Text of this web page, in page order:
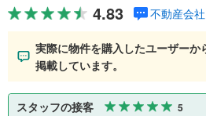
4.83 不動産会
実際に物件を購入したユーザー
掲載しています。
スタッフの接客 5